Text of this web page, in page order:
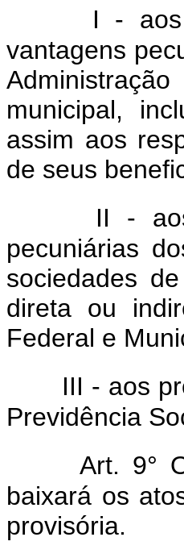
I - aos
vantagens
municipal,
assim aos
de seus
II -
pecuniárias
sociedades
direta ou
Federal e
III - aos
Previdência
Art. 9°
baixará os
provisória.